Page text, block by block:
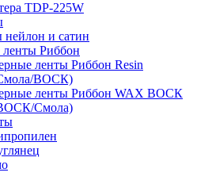
TDP-225W
нейлон и сатин
Риббон
ленты Риббон Resin
ВОСК)
ленты Риббон WAX ВОСК
Смола)